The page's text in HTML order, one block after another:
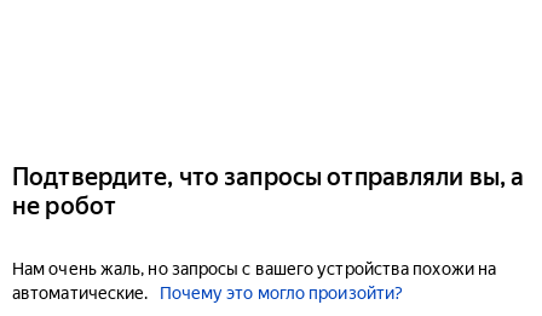
Подтвердите, что запросы отправляли вы, а
не робот
Нам очень жаль, но запросы с вашего устройства похожи на
автоматические.
Почему это могло произойти?